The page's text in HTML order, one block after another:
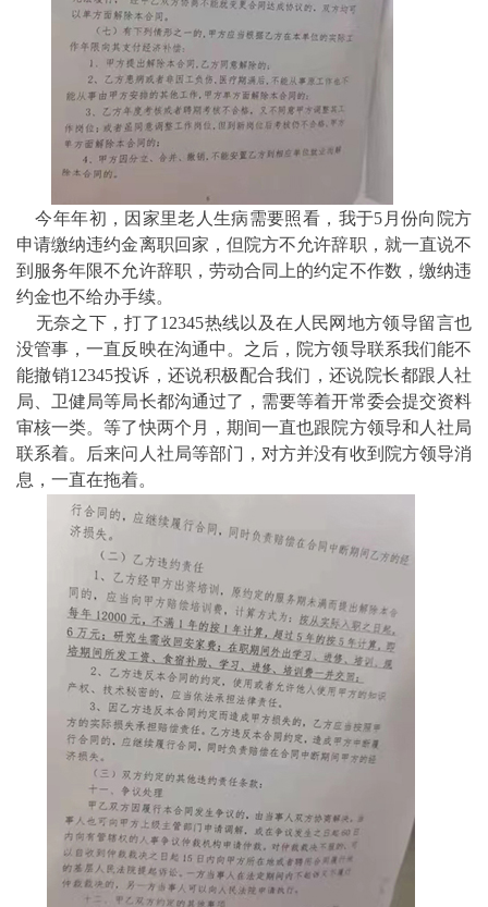
今年年初，因家里老人生病需要照看，我于5月份向院方
申请缴纳违约金离职回家，但院方不允许辞职，就一直说不
到服务年限不允许辞职，劳动合同上的约定不作数，缴纳违
约金也不给办手续。
无奈之下，打了12345热线以及在人民网地方领导留言也
没管事，一直反映在沟通中。之后，院方领导联系我们能不
能撤销12345投诉，还说积极配合我们，还说院长都跟人社
局、卫健局等局长都沟通过了，需要等着开常委会提交资料
审核一类。等了快两个月，期间一直也跟院方领导和人社局
联系着。后来问人社局等部门，对方并没有收到院方领导消
息，一直在拖着。